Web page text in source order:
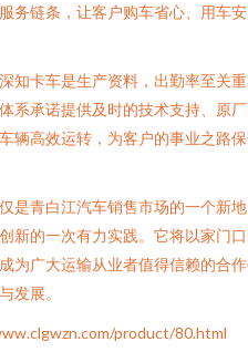
务链条，让客户购车省心、用车安
知卡车是生产资料，出勤率至关重
系承诺提供及时的技术支持、原
辆高效运转，为客户的事业之路
是青白江汽车销售市场的一个新地
新的一次有力实践。它将以家门
为广大运输从业者值得信赖的合
发展。
product/80.html